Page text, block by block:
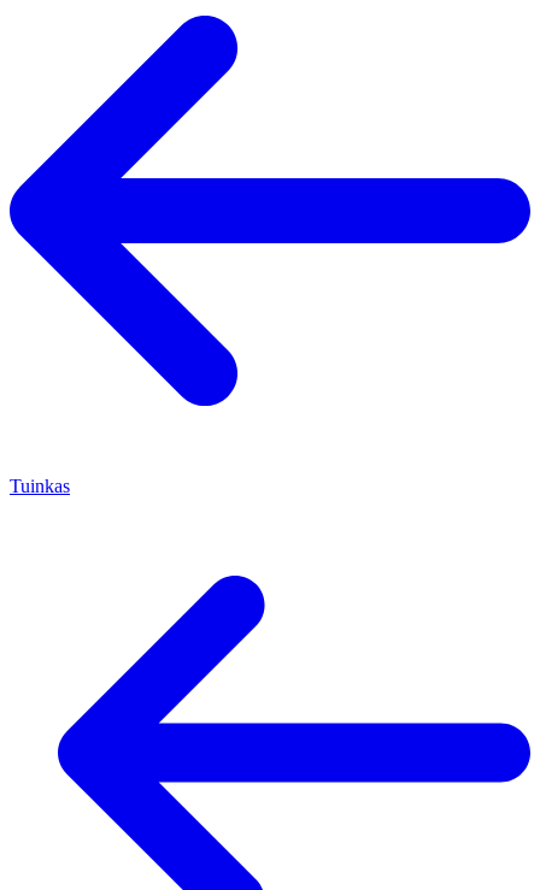
Tuinkas